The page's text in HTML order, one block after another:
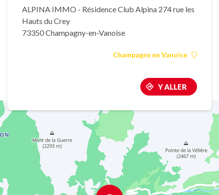
ALPINA IMMO - Résidence Club Alpina 274 rue les
Hauts du Crey
73350 Champagny-en-Vanoise
Champagny en Vanoise
Y ALLER